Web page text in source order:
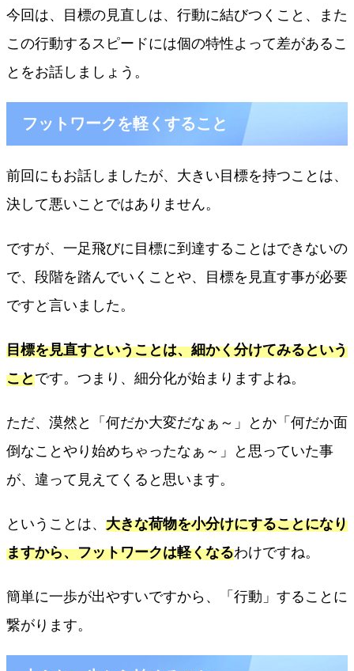
今回は、目標の見直しは、行動に結びつくこと、また
この行動するスピードには個の特性よって差があるこ
とをお話しましょう。
フットワークを軽くすること
前回にもお話しましたが、大きい目標を持つことは、
決して悪いことではありません。
ですが、一足飛びに目標に到達することはできないの
で、段階を踏んでいくことや、目標を見直す事が必要
ですと言いました。
目標を見直すということは、細かく分けてみるという
ことです。つまり、細分化が始まりますよね。
ただ、漠然と「何だか大変だなぁ～」とか「何だか面
倒なことやり始めちゃったなぁ～」と思っていた事
が、違って見えてくると思います。
ということは、 大きな荷物を小分けにすることになり
ますから、フットワークは軽くなるわけですね。
簡単に一歩が出やすいですから、「行動」することに
繋がります。